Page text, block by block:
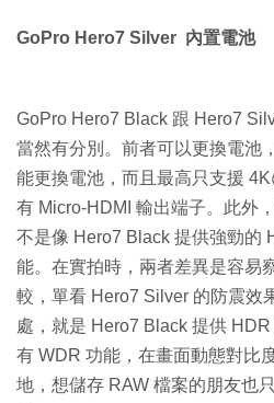
GoPro Hero7 Silver 內置電池
GoPro Hero7 Black 跟 Hero7
當然有分別。前者可以更換電池
能更換電池，而且最高只支援
有 Micro-HDMI 輸出端子。此外
不是像 Hero7 Black 提供強勁的
能。在實拍時，兩者差異是容易
較，單看 Hero7 Silver 的防震效
處，就是 Hero7 Black 提供
有 WDR 功能，在畫面動態對比
地，想儲存 RAW 檔案的朋友也